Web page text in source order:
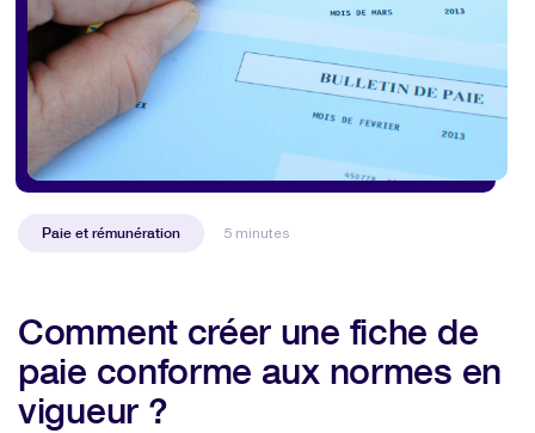
Paie et rémunération 5 minutes
Comment créer une fiche de
paie conforme aux normes en
vigueur ?